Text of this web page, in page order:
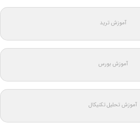
آموزش ترید
آموزش بورس
آموزش تحلیل تکنیکال